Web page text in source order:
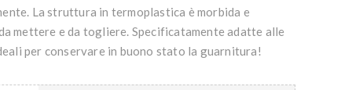
La struttura in termoplastica è morbida e
mettere e da togliere. Specificatamente adatte alle
per conservare in buono stato la guarnitura!